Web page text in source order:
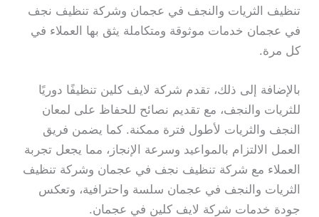
تنظيف الثريات والنجف في عجمان وشركة تنظيف نجف
في عجمان خدمات موثوقة ومتكاملة يثق بها العملاء في
كل مرة.
بالإضافة إلى ذلك، تقدم شركة لايف كلين تنظيفًا دوريًا
للثريات والنجف، مع تقديم نصائح للحفاظ على لمعان
النجف والثريات لأطول فترة ممكنة. كما يضمن فريق
العمل الالتزام بالمواعيد وسرعة الإنجاز، مما يجعل تجربة
العملاء مع شركة تنظيف نجف في عجمان وشركة تنظيف
الثريات والنجف في عجمان سلسة واحترافية، وتعكس
جودة خدمات شركة لايف كلين في عجمان.